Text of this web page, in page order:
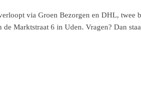
via Groen Bezorgen en DHL, twee
de Marktstraat 6 in Uden. Vragen? Dan